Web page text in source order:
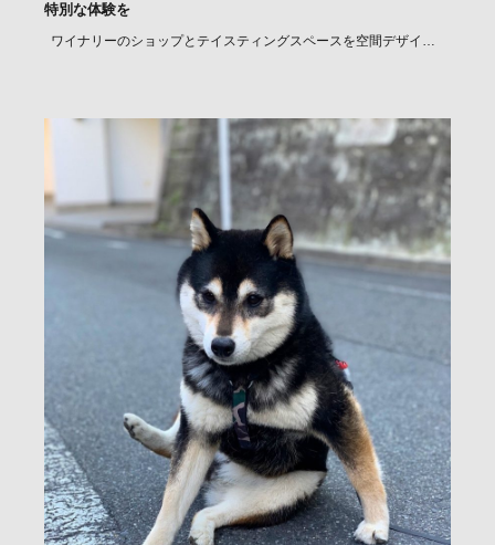
特別な体験を
ワイナリーのショップとテイスティングスペースを空間デザイ…